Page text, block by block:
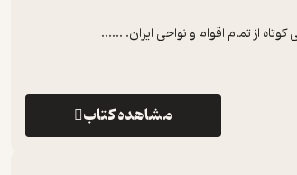
از تمام اقوام و نواحی ایران. ......
مشاهده کتاب